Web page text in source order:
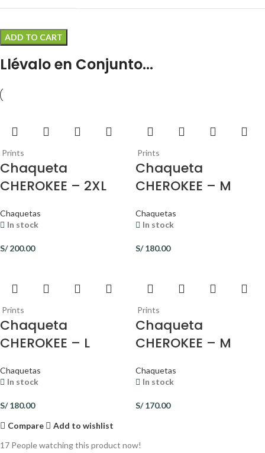
ADD TO CART
Llévalo en Conjunto...
Prints
Chaqueta
CHEROKEE – 2XL
Chaquetas
In stock
S/200.00
Prints
Chaqueta
CHEROKEE – M
Chaquetas
In stock
S/180.00
Prints
Chaqueta
CHEROKEE – L
Chaquetas
In stock
S/180.00
Prints
Chaqueta
CHEROKEE – M
Chaquetas
In stock
S/170.00
Compare
Add to wishlist
17 People watching this product now!